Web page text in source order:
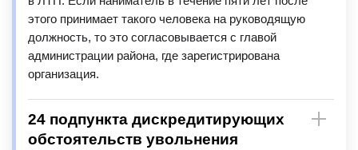
этого принимает такого человека на руководящую
должность, то это согласовывается с главой
администрации района, где зарегистрирована
организация.
24 подпункта дискредитирующих
обстоятельств увольнения